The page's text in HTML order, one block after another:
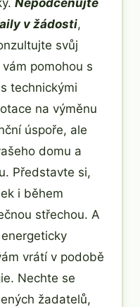
Nepodceňujte
v žádosti,
svůj
pomohou s
technickými
na výměnu
úspoře, ale
domu a
Představte si,
i během
střechou. A
vrátí v podobě
Nechte se
žadatelů,